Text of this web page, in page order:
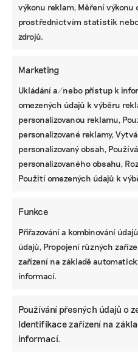
výkonu reklam, Měření výkonu
prostřednictvím statistik
zdrojů.
Marketing
Ukládání a/nebo přístup k
omezených údajů k výběru
personalizovanou reklamu,
personalizované reklamy,
personalizovaný obsah,
personalizovaného obsahu,
Použití omezených údajů k
Funkce
Přiřazování a kombinování
údajů, Propojení různých
zařízení na základě
informací.
Používání přesných údajů o
Identifikace zařízení na
informací.
magisterský titul v oboru
také bakalářský titul v oboru
komunitní zahrady i výrobu
Reklama
informace